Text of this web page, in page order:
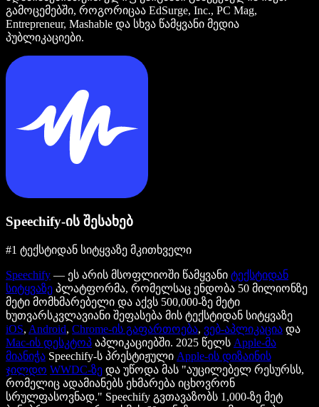
გამოცემებში, როგორიცაა EdSurge, Inc., PC Mag,
Entrepreneur, Mashable და სხვა წამყვანი მედია
პუბლიკაციები.
Speechify-ის შესახებ
#1 ტექსტიდან სიტყვაზე მკითხველი
Speechify — ეს არის მსოფლიოში წამყვანი ტექსტიდან
სიტყვაზე პლატფორმა, რომელსაც ენდობა 50 მილიონზე
მეტი მომხმარებელი და აქვს 500,000-ზე მეტი
ხუთვარსკვლავიანი შეფასება მის ტექსტიდან სიტყვაზე
iOS, Android, Chrome-ის გაფართოება, ვებ-აპლიკაცია და
Mac-ის დესკტოპ აპლიკაციებში. 2025 წელს Apple-მა
მიანიჭა Speechify-ს პრესტიჟული Apple-ის დიზაინის
ჯილდო WWDC-ზე და უწოდა მას "აუცილებელ რესურსს,
რომელიც ადამიანებს ეხმარება იცხოვრონ
სრულფასოვნად." Speechify გვთავაზობს 1,000-ზე მეტ